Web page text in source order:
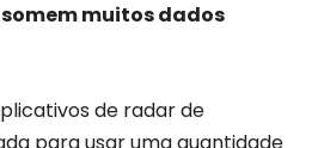
muitos dados
de radar de